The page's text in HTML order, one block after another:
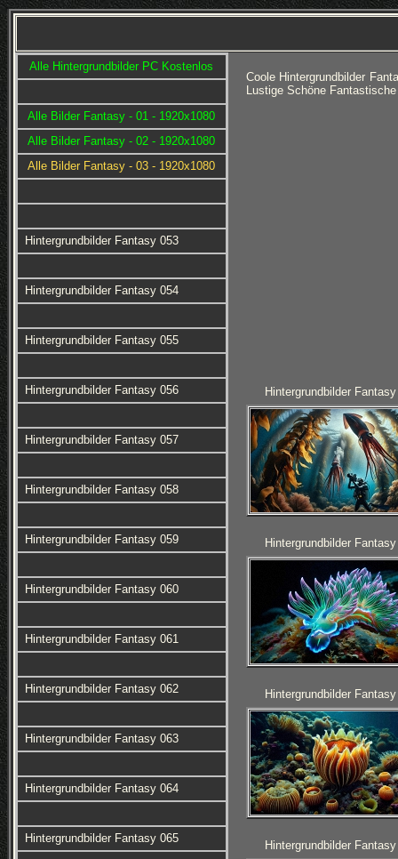
Alle Hintergrundbilder PC Kostenlos
Alle Bilder Fantasy - 01 - 1920x1080
Alle Bilder Fantasy - 02 - 1920x1080
Alle Bilder Fantasy - 03 - 1920x1080
Hintergrundbilder Fantasy 053
Hintergrundbilder Fantasy 054
Hintergrundbilder Fantasy 055
Hintergrundbilder Fantasy 056
Hintergrundbilder Fantasy 057
Hintergrundbilder Fantasy 058
Hintergrundbilder Fantasy 059
Hintergrundbilder Fantasy 060
Hintergrundbilder Fantasy 061
Hintergrundbilder Fantasy 062
Hintergrundbilder Fantasy 063
Hintergrundbilder Fantasy 064
Hintergrundbilder Fantasy 065
Coole Hintergrundbilder
Lustige Schöne
Hintergrundbilder
Hintergrundbilder
Hintergrundbilder
Hintergrundbilder